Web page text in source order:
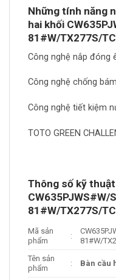
Những tính năng
hai khối
81#W/TX277S/
Công nghệ nắp đóng
Công nghệ chống
Công nghệ tiết kiệm
TOTO GREEN
Thông số kỹ thuật
CW635PJWS#W/
81#W/TX277S/
Mã sản
phẩm
:
81#W/
Tên sản
phẩm
: Bàn cầu